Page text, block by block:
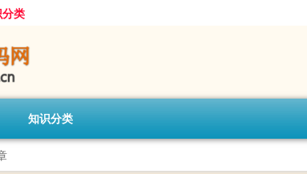
类
知识分类